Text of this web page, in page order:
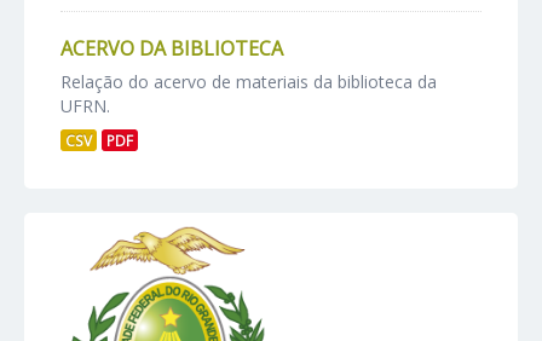
ACERVO DA BIBLIOTECA
Relação do acervo de materiais da biblioteca da
UFRN.
CSV PDF